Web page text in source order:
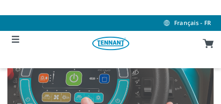
to
to
menu
Français - FR